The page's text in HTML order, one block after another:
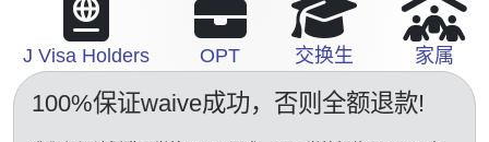
J Visa Holders OPT 交换生 家属
100%保证waive成功，否则全额退款!